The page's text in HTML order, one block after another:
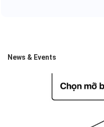
News & Events